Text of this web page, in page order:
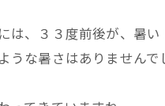
は、３３度前後が、暑い
うな暑さはありませんで